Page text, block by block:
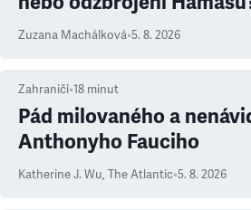
Zuzana Machálková•5. 8. 2026
Zahraničí•18 minut
Pád milovaného a
Anthonyho Fauciho
Katherine J. Wu, The Atlantic•5. 8. 2026